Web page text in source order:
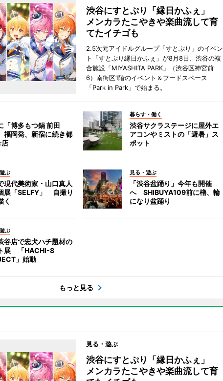
渋谷にすとぷり「縁日かふぇ」
メンカラたこやきや楽曲流して育
てたイチゴも
2.5次元アイドルグループ「すとぷり」のイベン
ト「すとぷり縁日かふぇ」が8月8日、渋谷の複
合施設「MIYASHITA PARK」（渋谷区神宮前
6）南街区1階のイベント＆フードスペース
「Park in Park」で始まる。
「博多もつ鍋 前田
岡発、新宿に続き都
暮らす・働く
渋谷サクラステージに屋外エ
アコンやミストの「避暑」ス
ポット
ぶ
現代美術家・山口真人
展「SELFY」 自撮り
く
見る・遊ぶ
「渋谷盆踊り」今年も開催
へ SHIBUYA109前に櫓、輪
になり盆踊り
ぶ
谷店で忠犬ハチ題材の
展 「HACHI-8
」始動
もっと見る
見る・遊ぶ
渋谷にすとぷり「縁日かふぇ」
メンカラたこやきや楽曲流して育